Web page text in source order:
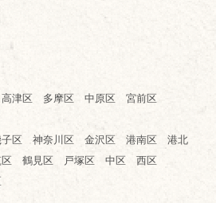
津区 多摩区 中原区 宮前区
区 神奈川区 金沢区 港南区 港北
鶴見区 戸塚区 中区 西区